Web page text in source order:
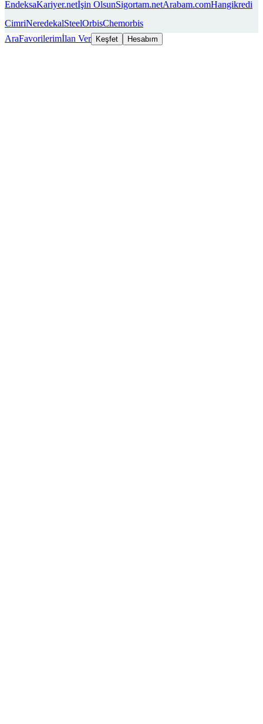
EndeksaKariyer.netİşin OlsunSigortam.netArabam.comHangikredi
CimriNeredekalSteelOrbisChemorbis
AraFavorilerimİlan Ver Keşfet Hesabım